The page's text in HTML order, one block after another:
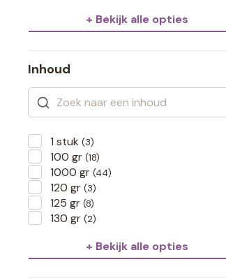
+ Bekijk alle opties
Inhoud
1 stuk (3)
100 gr (18)
1000 gr (44)
120 gr (3)
125 gr (8)
130 gr (2)
+ Bekijk alle opties